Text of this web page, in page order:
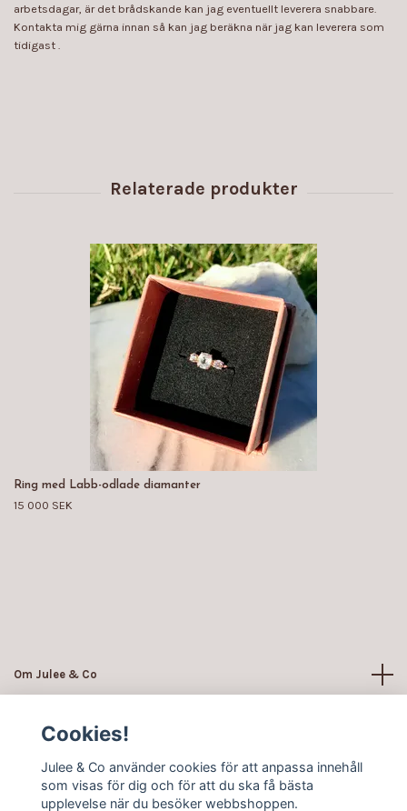
arbetsdagar, är det brådskande kan jag eventuellt leverera snabbare.
Kontakta mig gärna innan så kan jag beräkna när jag kan leverera som
tidigast .
Ring med Labb-odlade diamanter
15 000 SEK
Om Julee & Co
Sociala medier
Cookies!
Julee & Co använder cookies för att anpassa innehåll
som visas för dig och för att du ska få bästa
upplevelse när du besöker webbshoppen.